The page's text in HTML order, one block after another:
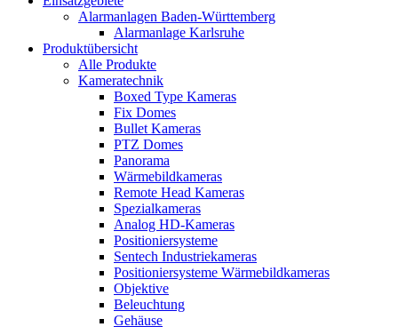
Alarmanlagen Baden-Württemberg
Alarmanlage Karlsruhe
Produktübersicht
Alle Produkte
Kameratechnik
Boxed Type Kameras
Fix Domes
Bullet Kameras
PTZ Domes
Panorama
Wärmebildkameras
Remote Head Kameras
Spezialkameras
Analog HD-Kameras
Positioniersysteme
Sentech Industriekameras
Positioniersysteme Wärmebildkameras
Objektive
Beleuchtung
Gehäuse